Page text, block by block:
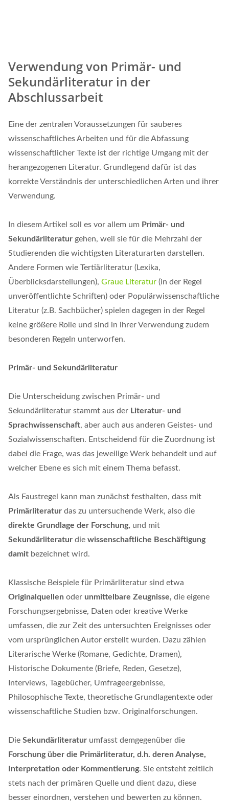
Verwendung von Primär- und
Sekundärliteratur in der
Abschlussarbeit
Eine der zentralen Voraussetzungen für sauberes
wissenschaftliches Arbeiten und für die Abfassung
wissenschaftlicher Texte ist der richtige Umgang mit der
herangezogenen Literatur. Grundlegend dafür ist das
korrekte Verständnis der unterschiedlichen Arten und ihrer
Verwendung.
In diesem Artikel soll es vor allem um Primär- und
Sekundärliteratur gehen, weil sie für die Mehrzahl der
Studierenden die wichtigsten Literaturarten darstellen.
Andere Formen wie Tertiärliteratur (Lexika,
Überblicksdarstellungen), Graue Literatur (in der Regel
unveröffentlichte Schriften) oder Populärwissenschaftliche
Literatur (z.B. Sachbücher) spielen dagegen in der Regel
keine größere Rolle und sind in ihrer Verwendung zudem
besonderen Regeln unterworfen.
Primär- und Sekundärliteratur
Die Unterscheidung zwischen Primär- und
Sekundärliteratur stammt aus der Literatur- und
Sprachwissenschaft, aber auch aus anderen Geistes- und
Sozialwissenschaften. Entscheidend für die Zuordnung ist
dabei die Frage, was das jeweilige Werk behandelt und auf
welcher Ebene es sich mit einem Thema befasst.
Als Faustregel kann man zunächst festhalten, dass mit
Primärliteratur das zu untersuchende Werk, also die
direkte Grundlage der Forschung, und mit
Sekundärliteratur die wissenschaftliche Beschäftigung
damit bezeichnet wird.
Klassische Beispiele für Primärliteratur sind etwa
Originalquellen oder unmittelbare Zeugnisse, die eigene
Forschungsergebnisse, Daten oder kreative Werke
umfassen, die zur Zeit des untersuchten Ereignisses oder
vom ursprünglichen Autor erstellt wurden. Dazu zählen
Literarische Werke (Romane, Gedichte, Dramen),
Historische Dokumente (Briefe, Reden, Gesetze),
Interviews, Tagebücher, Umfrageergebnisse,
Philosophische Texte, theoretische Grundlagentexte oder
wissenschaftliche Studien bzw. Originalforschungen.
Die Sekundärliteratur umfasst demgegenüber die
Forschung über die Primärliteratur, d.h. deren Analyse,
Interpretation oder Kommentierung. Sie entsteht zeitlich
stets nach der primären Quelle und dient dazu, diese
besser einordnen, verstehen und bewerten zu können.